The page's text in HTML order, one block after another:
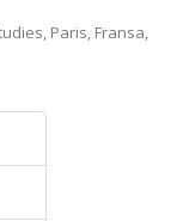
Paris, Fransa,